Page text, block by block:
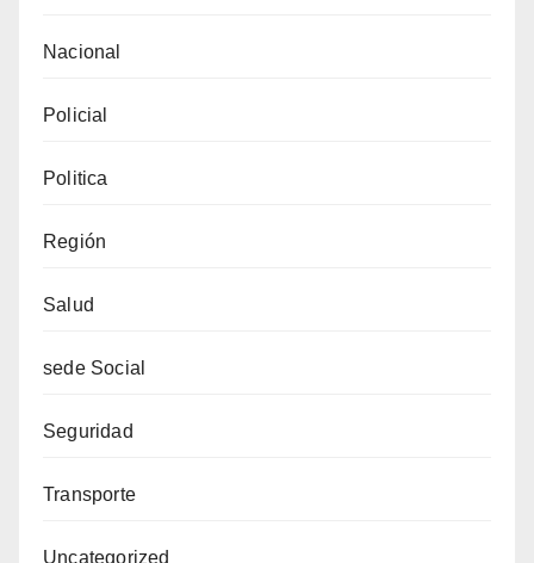
Nacional
Policial
Politica
Región
Salud
sede Social
Seguridad
Transporte
Uncategorized